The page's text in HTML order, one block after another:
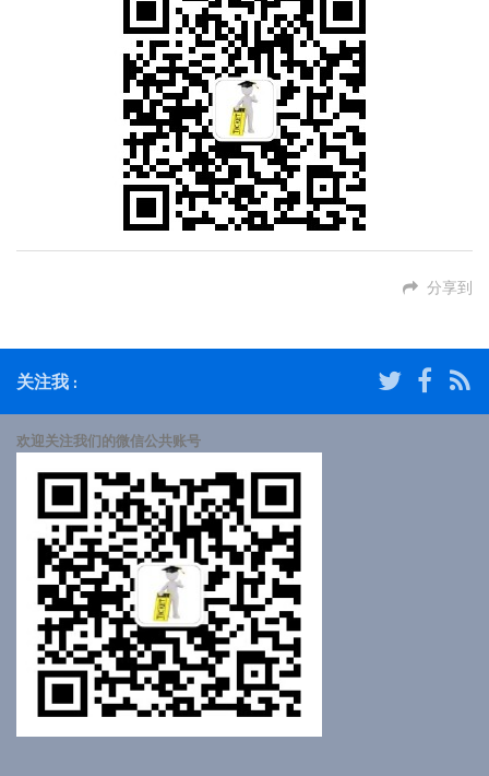
分享到
关注我 :
欢迎关注我们的微信公共账号